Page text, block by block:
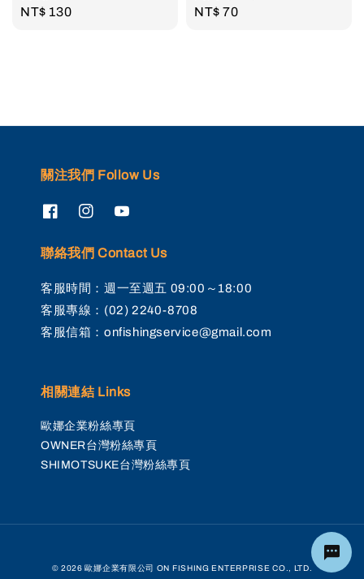
Regular
NT$ 130
Regular
NT$ 70
關注我們 Follow Us
聯絡我們 Contact Us
客服時間：週一至週五 09:00～18:00
客服專線：(02) 2240-8708
客服信箱：onfishingservice@gmail.com
相關連結 Links
歐娜企業粉絲專頁
OWNER台灣粉絲專頁
SHIMOTSUKE台灣粉絲專頁
© 2026 歐娜企業有限公司 ON FISHING ENTERPRISE CO., LTD.